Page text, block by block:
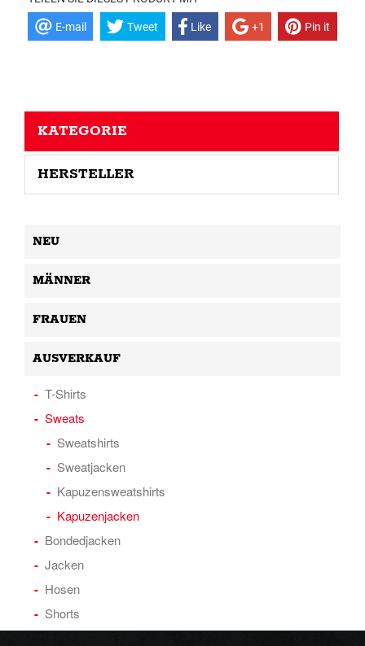
E-mail Tweet Like +1 Pin it
KATEGORIE
HERSTELLER
NEU
MÄNNER
FRAUEN
AUSVERKAUF
T-Shirts
Sweats
Sweatshirts
Sweatjacken
Kapuzensweatshirts
Kapuzenjacken
Bondedjacken
Jacken
Hosen
Shorts